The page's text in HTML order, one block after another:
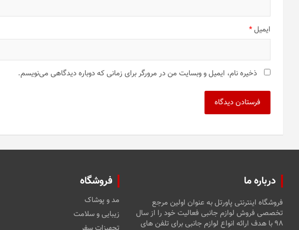
ایمیل*
ذخیره نام، ایمیل و وبسایت من در مرورگر برای زمانی که دوباره دیدگاهی می‌نویسم.
درباره ما
فروشگاه اینترنتی پاورتل به عنوان اولین مرجع
تخصصی فروش لوازم جانبی فعالیت خود را از سال
۹۸ با هدف ارائه انواع لوازم جانبی برای تلفن های
فروشگاه
مد و پوشاک
زیبایی و سلامت